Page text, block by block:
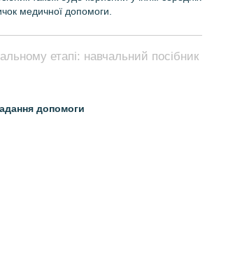
медичної допомоги.
етапі: навчальний посібник
допомоги